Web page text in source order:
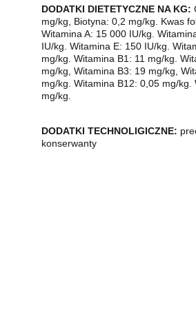
DODATKI TECHNOLIGICZNE:
konserwanty
DODATKI DIETETYCZNE NA KG:
mg/kg, Biotyna: 0,2 mg/kg. Kwas
Witamina A: 15 000 IU/kg.
IU/kg. Witamina E: 150 IU/kg.
mg/kg. Witamina B1: 11 mg/kg.
mg/kg, Witamina B3: 19 mg/kg,
mg/kg. Witamina B12: 0,05 mg/kg.
mg/kg.